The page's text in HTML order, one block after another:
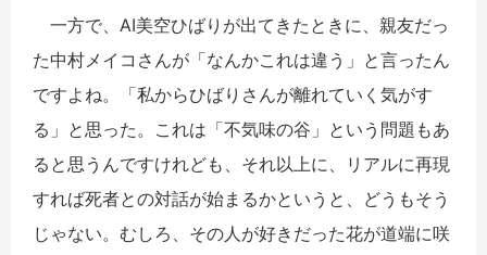
一方で、AI美空ひばりが出てきたときに、親友だっ
た中村メイコさんが「なんかこれは違う」と言ったん
ですよね。「私からひばりさんが離れていく気がす
る」と思った。これは「不気味の谷」という問題もあ
ると思うんですけれども、それ以上に、リアルに再現
すれば死者との対話が始まるかというと、どうもそう
じゃない。むしろ、その人が好きだった花が道端に咲